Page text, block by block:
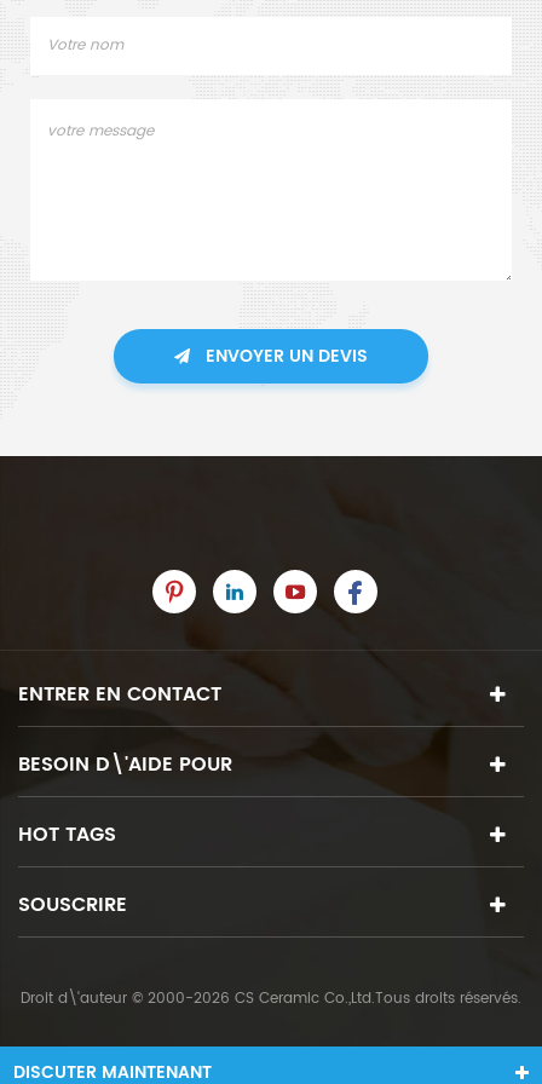
ENVOYER UN DEVIS
ENTRER EN CONTACT
BESOIN D\'AIDE POUR
HOT TAGS
SOUSCRIRE
Droit d\'auteur © 2000-2026 CS Ceramic Co.,Ltd.Tous droits réservés.
DISCUTER MAINTENANT